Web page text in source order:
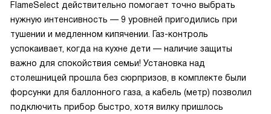
FlameSelect действительно помогает точно выбрать
нужную интенсивность — 9 уровней пригодились при
тушении и медленном кипячении. Газ-контроль
успокаивает, когда на кухне дети — наличие защиты
важно для спокойствия семьи! Установка над
столешницей прошла без сюрпризов, в комплекте были
форсунки для баллонного газа, а кабель (метр) позволил
подключить прибор быстро, хотя вилку пришлось